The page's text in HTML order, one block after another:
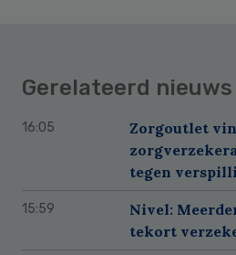
Gerelateerd nieuws
16:05
Zorgoutlet
tegen
15:59
Nivel:
tekort